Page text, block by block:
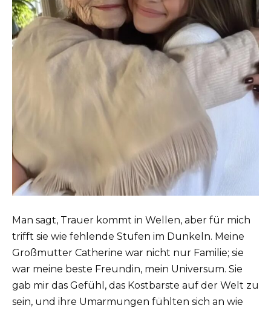
Man sagt, Trauer kommt in Wellen, aber für mich
trifft sie wie fehlende Stufen im Dunkeln. Meine
Großmutter Catherine war nicht nur Familie; sie
war meine beste Freundin, mein Universum. Sie
gab mir das Gefühl, das Kostbarste auf der Welt zu
sein, und ihre Umarmungen fühlten sich an wie